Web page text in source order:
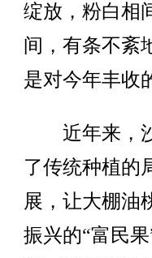
绽放，粉白相
间，有条不紊
是对今年丰收
近年来，沙
了传统种植的
展，让大棚油
振兴的“富民